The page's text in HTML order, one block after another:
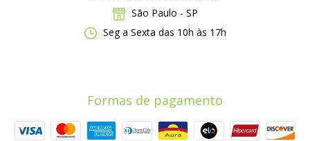
São Paulo - SP
Seg a Sexta das 10h às 17h
Formas de pagamento